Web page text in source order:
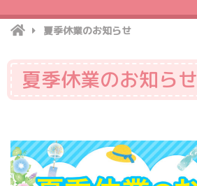
夏季休業のお知らせ
夏季休業のお知らせ